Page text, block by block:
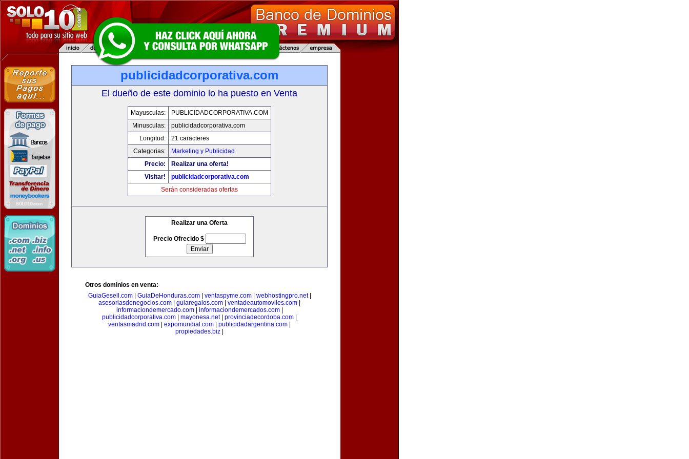
publicidadcorporativa.com
El dueño de este dominio lo ha puesto en Venta
Mayusculas:
PUBLICIDADCORPORATIVA.COM
Minusculas:
publicidadcorporativa.com
Longitud:
21 caracteres
Categorias:
Marketing y Publicidad
Precio:
Realizar una oferta!
Visitar!
publicidadcorporativa.com
Serán consideradas ofertas
Realizar una Oferta
Precio Ofrecido $
Otros dominios en venta:
GuiaGesell.com| GuiaDeHonduras.com| ventaspyme.com| webhostingpro.net|
asesoriasdenegocios.com
guiaregalos.com ventadeautomoviles.com
informaciondemercado.com| informaciondemercados.com|
publicidadcorporativa.com
mayonesa.net| provinciadecordoba.com
ventasmadrid.com
expomundial.com publicidadargentina.com
propiedades.biz